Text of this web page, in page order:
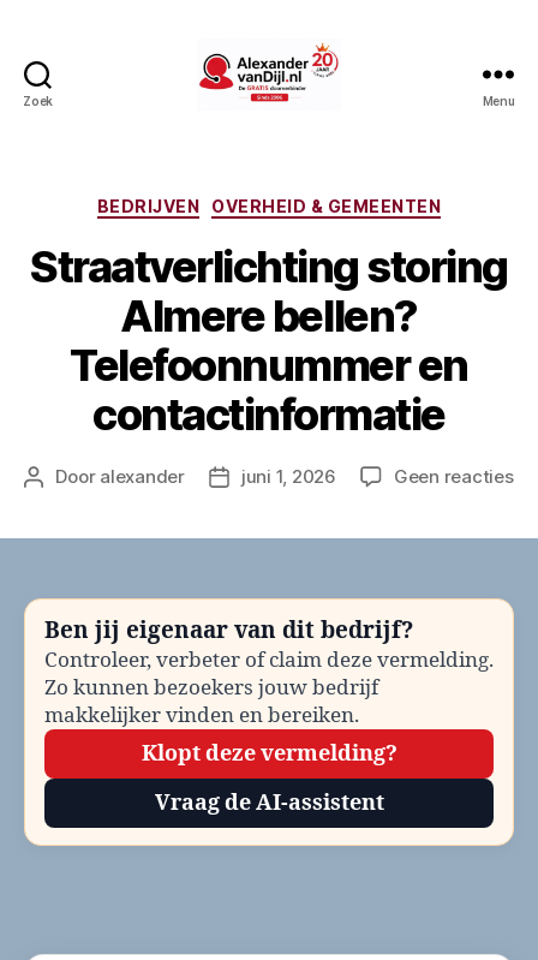
Zoek Menu
Categorieën
BEDRIJVEN OVERHEID & GEMEENTEN
Straatverlichting storing
Almere bellen?
Telefoonnummer en
contactinformatie
Berichtauteur
Door alexander Berichtdatum
juni 1, 2026 Geen reactiesop
Ben jij eigenaar van dit bedrijf?
Controleer, verbeter of claim deze vermelding.
Zo kunnen bezoekers jouw bedrijf
makkelijker vinden en bereiken.
Klopt deze vermelding?
Vraag de AI-assistent